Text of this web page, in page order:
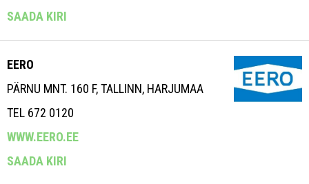
SAADA KIRI
EERO
PÄRNU MNT. 160 F, TALLINN, HARJUMAA
TEL 672 0120
WWW.EERO.EE
SAADA KIRI